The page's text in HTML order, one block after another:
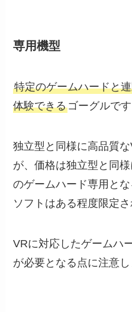
専用機型
特定のゲームハードと
体験できるゴーグルです
独立型と同様に高品質
が、価格は独立型と同
のゲームハード専用と
ソフトはある程度限定さ
VRに対応したゲームハ
が必要となる点に注意し